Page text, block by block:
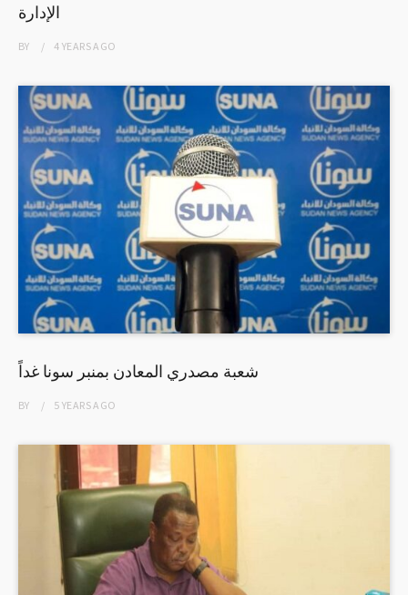
الإدارة
BY 4 YEARSAGO
شعبة مصدري المعادن بمنبر سونا غداً
BY 5 YEARSAGO